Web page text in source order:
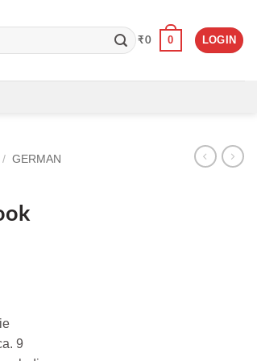
₹0 0 LOGIN
/ GERMAN
9